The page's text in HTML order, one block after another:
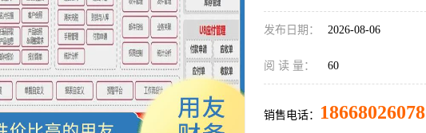
发布日期： 2026-08-06
阅 读 量： 60
销售电话： 18668026078